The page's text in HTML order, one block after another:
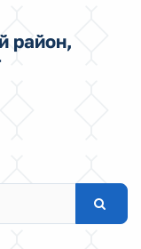
район,